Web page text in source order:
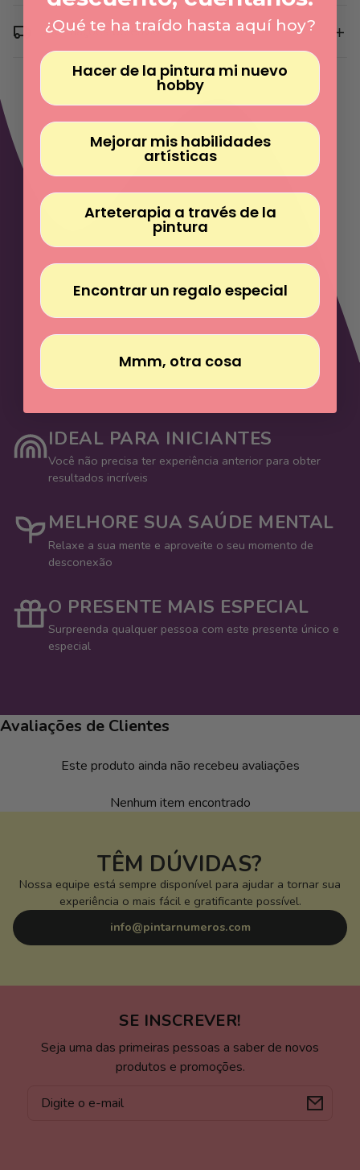
quantidade
Marcador
de
Números
quantidade
de
Marcador
de
Números
Informações de envio
IDEAL PARA INICIANTES
Você não precisa ter experiência anterior para obter
resultados incríveis
MELHORE SUA SAÚDE MENTAL
Relaxe a sua mente e aproveite o seu momento de
desconexão
O PRESENTE MAIS ESPECIAL
Surpreenda qualquer pessoa com este presente único e
especial
Avaliações de Clientes
Este produto ainda não recebeu avaliações
Nenhum item encontrado
TÊM DÚVIDAS?
Nossa equipe está sempre disponível para ajudar a tornar sua
experiência o mais fácil e gratificante possível.
info@pintarnumeros.com
SE INSCREVER!
Seja uma das primeiras pessoas a saber de novos
produtos e promoções.
mail
¿Qué te ha traído hasta aquí hoy?
Hacer de la pintura mi nuevo
hobby
Mejorar mis habilidades
artísticas
Arteterapia a través de la
pintura
Encontrar un regalo especial
Mmm, otra cosa